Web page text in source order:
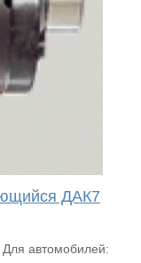
ДАК7
автомобилей: